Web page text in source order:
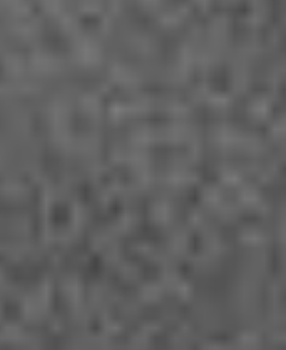
Rückruf